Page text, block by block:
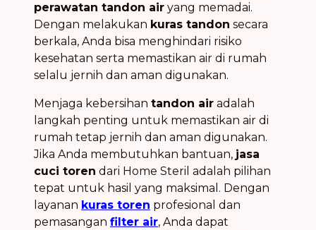
perawatan tandon air yang memadai.
Dengan melakukan kuras tandon secara
berkala, Anda bisa menghindari risiko
kesehatan serta memastikan air di rumah
selalu jernih dan aman digunakan.
Menjaga kebersihan tandon air adalah
langkah penting untuk memastikan air di
rumah tetap jernih dan aman digunakan.
Jika Anda membutuhkan bantuan, jasa
cuci toren dari Home Steril adalah pilihan
tepat untuk hasil yang maksimal. Dengan
layanan kuras toren profesional dan
pemasangan filter air, Anda dapat